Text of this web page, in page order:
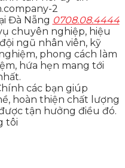
Đà Nẵng 0708.08.4444
chuyên nghiệp, hiệu
ngũ nhân viên, kỹ
phong cách làm
hứa hẹn mang tới
các bạn giúp
hoàn thiện chất lượng
tận hưởng điều đó.
tôi